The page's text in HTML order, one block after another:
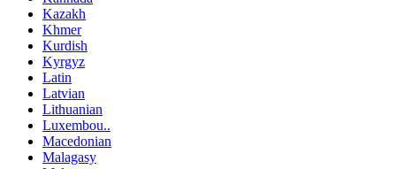
Kazakh
Khmer
Kurdish
Kyrgyz
Latin
Latvian
Lithuanian
Luxembou..
Macedonian
Malagasy